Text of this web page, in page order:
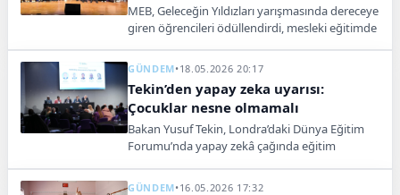
MEB, Geleceğin Yıldızları yarışmasında dereceye
giren öğrencileri ödüllendirdi, mesleki eğitimde
GÜNDEM•18.05.2026 20:17
Tekin’den yapay zeka uyarısı:
Çocuklar nesne olmamalı
Bakan Yusuf Tekin, Londra’daki Dünya Eğitim
Forumu’nda yapay zekâ çağında eğitim
koruması gerektiğini vurguladı.
GÜNDEM•16.05.2026 17:32